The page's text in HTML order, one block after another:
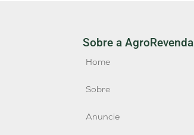
Sobre a AgroRevenda
Home
Sobre
Anuncie